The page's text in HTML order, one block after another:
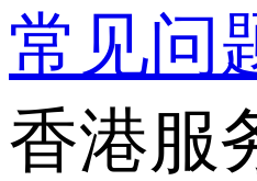
常见问
香港服